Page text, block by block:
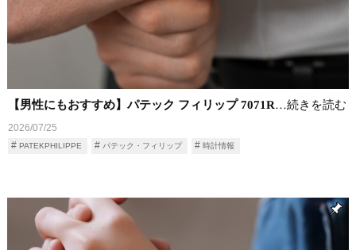
【男性にもおすすめ】パテック フィリップ 7071R…続きを読む
2026/07/25
PATEKPHILIPPE パテック・フィリップ 時計情報